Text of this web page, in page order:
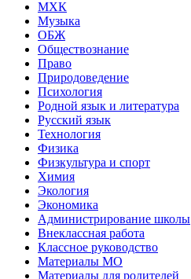
МХК
Музыка
ОБЖ
Обществознание
Право
Природоведение
Психология
Родной язык и литература
Русский язык
Технология
Физика
Физкультура и спорт
Химия
Экология
Экономика
Администрирование школы
Внеклассная работа
Классное руководство
Материалы МО
Материалы для родителей